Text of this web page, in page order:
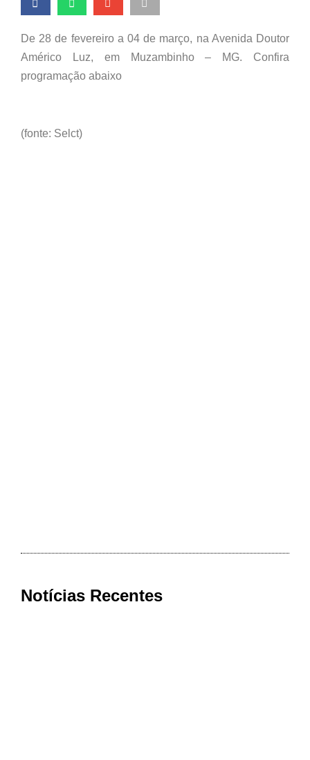
De 28 de fevereiro a 04 de março, na Avenida Doutor
Américo Luz, em Muzambinho – MG. Confira
programação abaixo
(fonte: Selct)
Notícias Recentes